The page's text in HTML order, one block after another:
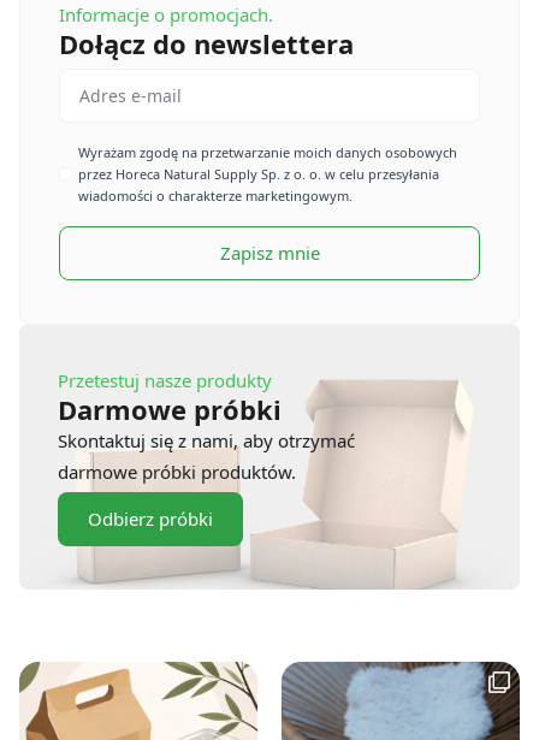
Informacje o promocjach.
Dołącz do newslettera
Imię
Wyrażam zgodę na przetwarzanie moich danych osobowych
przez Horeca Natural Supply Sp. z o. o. w celu przesyłania
wiadomości o charakterze marketingowym.
Zapisz mnie
Przetestuj nasze produkty
Darmowe próbki
Skontaktuj się z nami, aby otrzymać
darmowe próbki produktów.
Odbierz próbki